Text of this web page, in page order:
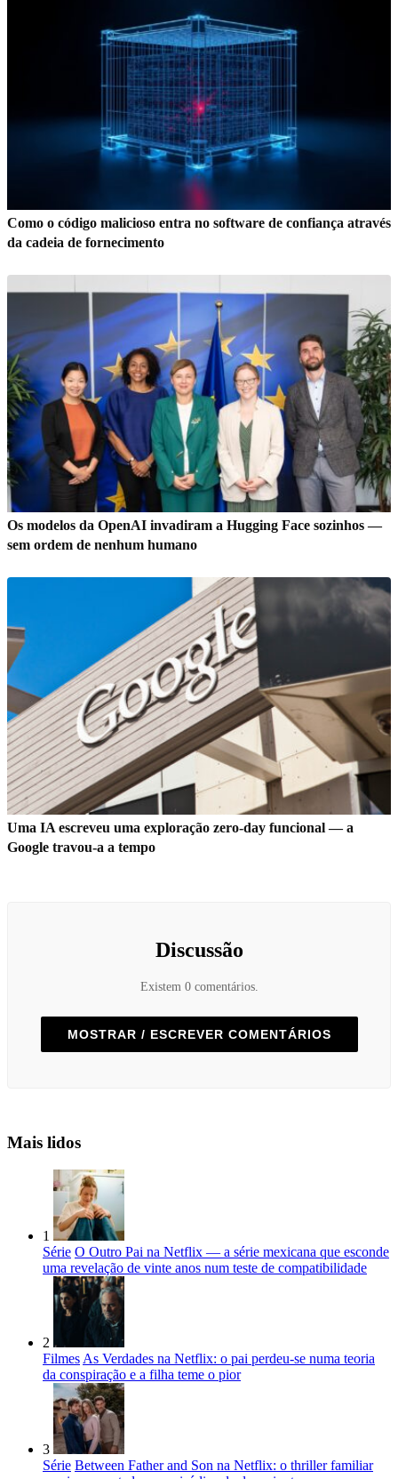
Como o código malicioso entra no software de confiança através
da cadeia de fornecimento
Os modelos da OpenAI invadiram a Hugging Face sozinhos —
sem ordem de nenhum humano
Uma IA escreveu uma exploração zero-day funcional — a
Google travou-a a tempo
Discussão
Existem 0 comentários.
MOSTRAR / ESCREVER COMENTÁRIOS
Mais lidos
1
Série O Outro Pai na Netflix — a série mexicana que esconde
uma revelação de vinte anos num teste de compatibilidade
2
Filmes As Verdades na Netflix: o pai perdeu-se numa teoria
da conspiração e a filha teme o pior
3
Série Between Father and Son na Netflix: o thriller familiar